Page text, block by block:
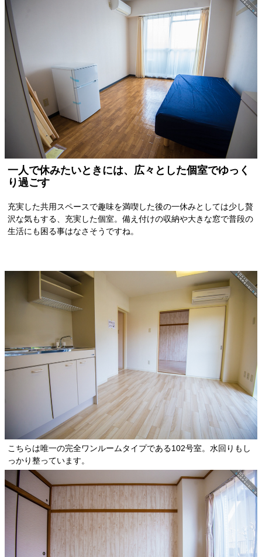
一人で休みたいときには、広々とした個室でゆっく
り過ごす
充実した共用スペースで趣味を満喫した後の一休みとしては少し贅
沢な気もする、充実した個室。備え付けの収納や大きな窓で普段の
生活にも困る事はなさそうですね。
こちらは唯一の完全ワンルームタイプである102号室。水回りもし
っかり整っています。